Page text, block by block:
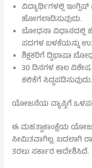
ವಿದ್ಯಾರ್ಥಿಗಳಲ್ಲಿ
ಹೋಗಲಾಡಿಸುವುದು.
ಬೋಧನಾ ವಿಧಾನದಲ್ಲಿ
ಪದಗಳ ಬಳಕೆಯನ್ನು
ಶಿಕ್ಷಕರಿಗೆ ದ್ವಿಭಾಷಾ
30 ದಿನಗಳ ಕಾಲ
ಕಲಿಕೆಗೆ ಸಿದ್ಧಪಡಿಸುವುದು.
ಯೋಜನೆಯ ವ್ಯಾಪ್ತಿಗೆ
ಈ ಮಹತ್ವಾಕಾಂಕ್ಷೆಯ
ಸೀಮಿತವಾಗಿಲ್ಲ. ಬದಲಾಗಿ
ತರಲು ಸರ್ಕಾರ ಆದೇಶಿಸಿದೆ.